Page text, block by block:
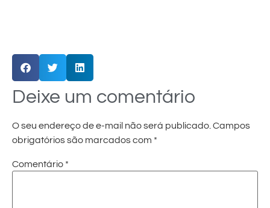
Deixe um comentário
O seu endereço de e-mail não será publicado.Campos
obrigatórios são marcados com *
Comentário *